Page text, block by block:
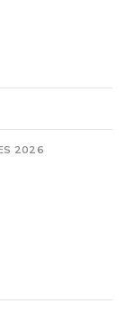
2026